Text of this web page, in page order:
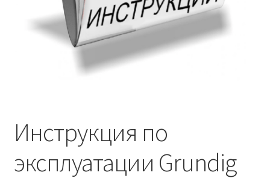
Инструкция по
эксплуатации Grundig